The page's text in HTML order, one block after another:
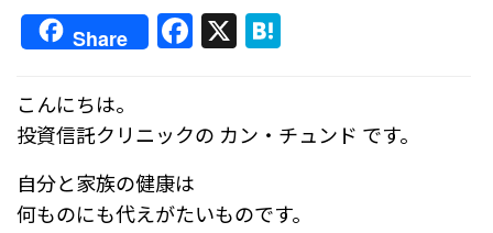
よくあるご質問
Share F
a
e
b
o
X
n
こんにちは。
投資信託クリニックの カン・チュンド です。
自分と家族の健康は
何ものにも代えがたいものです。